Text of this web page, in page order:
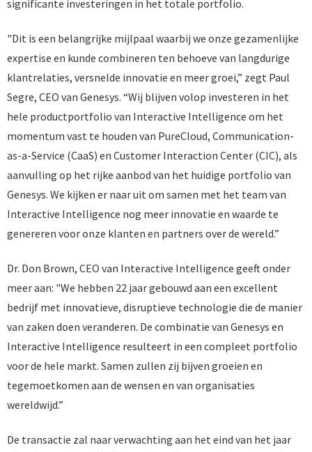
significante investeringen in het totale portfolio.
"Dit is een belangrijke mijlpaal waarbij we onze gezamenlijke
expertise en kunde combineren ten behoeve van langdurige
klantrelaties, versnelde innovatie en meer groei,” zegt Paul
Segre, CEO van Genesys. “Wij blijven volop investeren in het
hele productportfolio van Interactive Intelligence om het
momentum vast te houden van PureCloud, Communication-
as-a-Service (CaaS) en Customer Interaction Center (CIC), als
aanvulling op het rijke aanbod van het huidige portfolio van
Genesys. We kijken er naar uit om samen met het team van
Interactive Intelligence nog meer innovatie en waarde te
genereren voor onze klanten en partners over de wereld.”
Dr. Don Brown, CEO van Interactive Intelligence geeft onder
meer aan: "We hebben 22 jaar gebouwd aan een excellent
bedrijf met innovatieve, disruptieve technologie die de manier
van zaken doen veranderen. De combinatie van Genesys en
Interactive Intelligence resulteert in een compleet portfolio
voor de hele markt. Samen zullen zij bijven groeien en
tegemoetkomen aan de wensen en van organisaties
wereldwijd.”
De transactie zal naar verwachting aan het eind van het jaar